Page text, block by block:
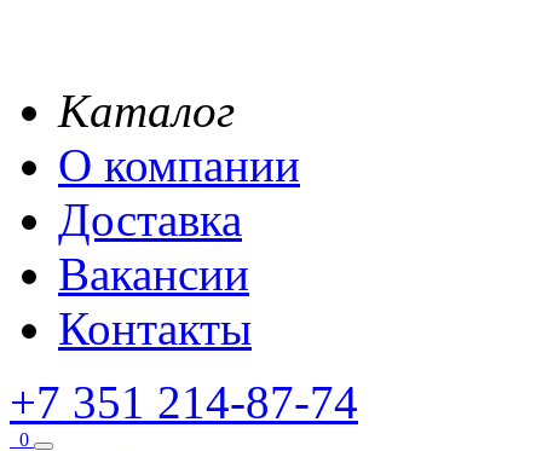
Каталог
О компании
Доставка
Вакансии
Контакты
+7 351 214-87-74
0